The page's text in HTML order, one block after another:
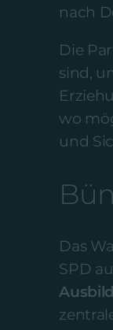
nach
Die
sind,
wo
und
Das
SPD